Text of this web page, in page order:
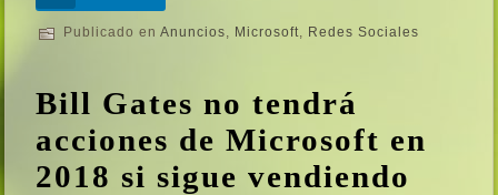
Publicado en Anuncios, Microsoft, Redes Sociales
Bill Gates no tendrá
acciones de Microsoft en
2018 si sigue vendiendo